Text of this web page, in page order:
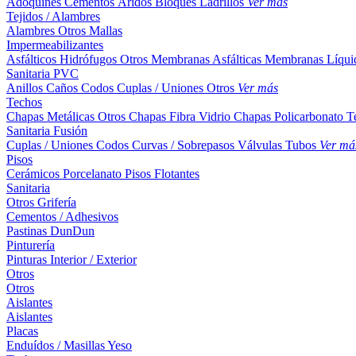
Tejidos / Alambres
Alambres Otros Mallas
Impermeabilizantes
Asfálticos Hidrófugos Otros Membranas Asfálticas Membranas
Sanitaria PVC
Anillos Caños Codos Cuplas / Uniones Otros Ver más
Techos
Chapas Metálicas Otros Chapas Fibra Vidrio Chapas Policarbonato
Sanitaria Fusión
Cuplas / Uniones Codos Curvas / Sobrepasos Válvulas Tubos Ver
Pisos
Cerámicos Porcelanato Pisos Flotantes
Sanitaria
Otros Grifería
Cementos / Adhesivos
Pastinas DunDun
Pinturería
Pinturas Interior / Exterior
Otros
Otros
Aislantes
Aislantes
Placas
Enduídos / MasillasYeso